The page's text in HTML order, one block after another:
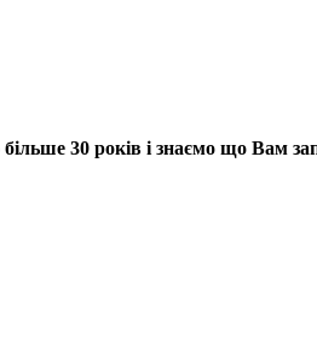
більше 30 років і знаємо що